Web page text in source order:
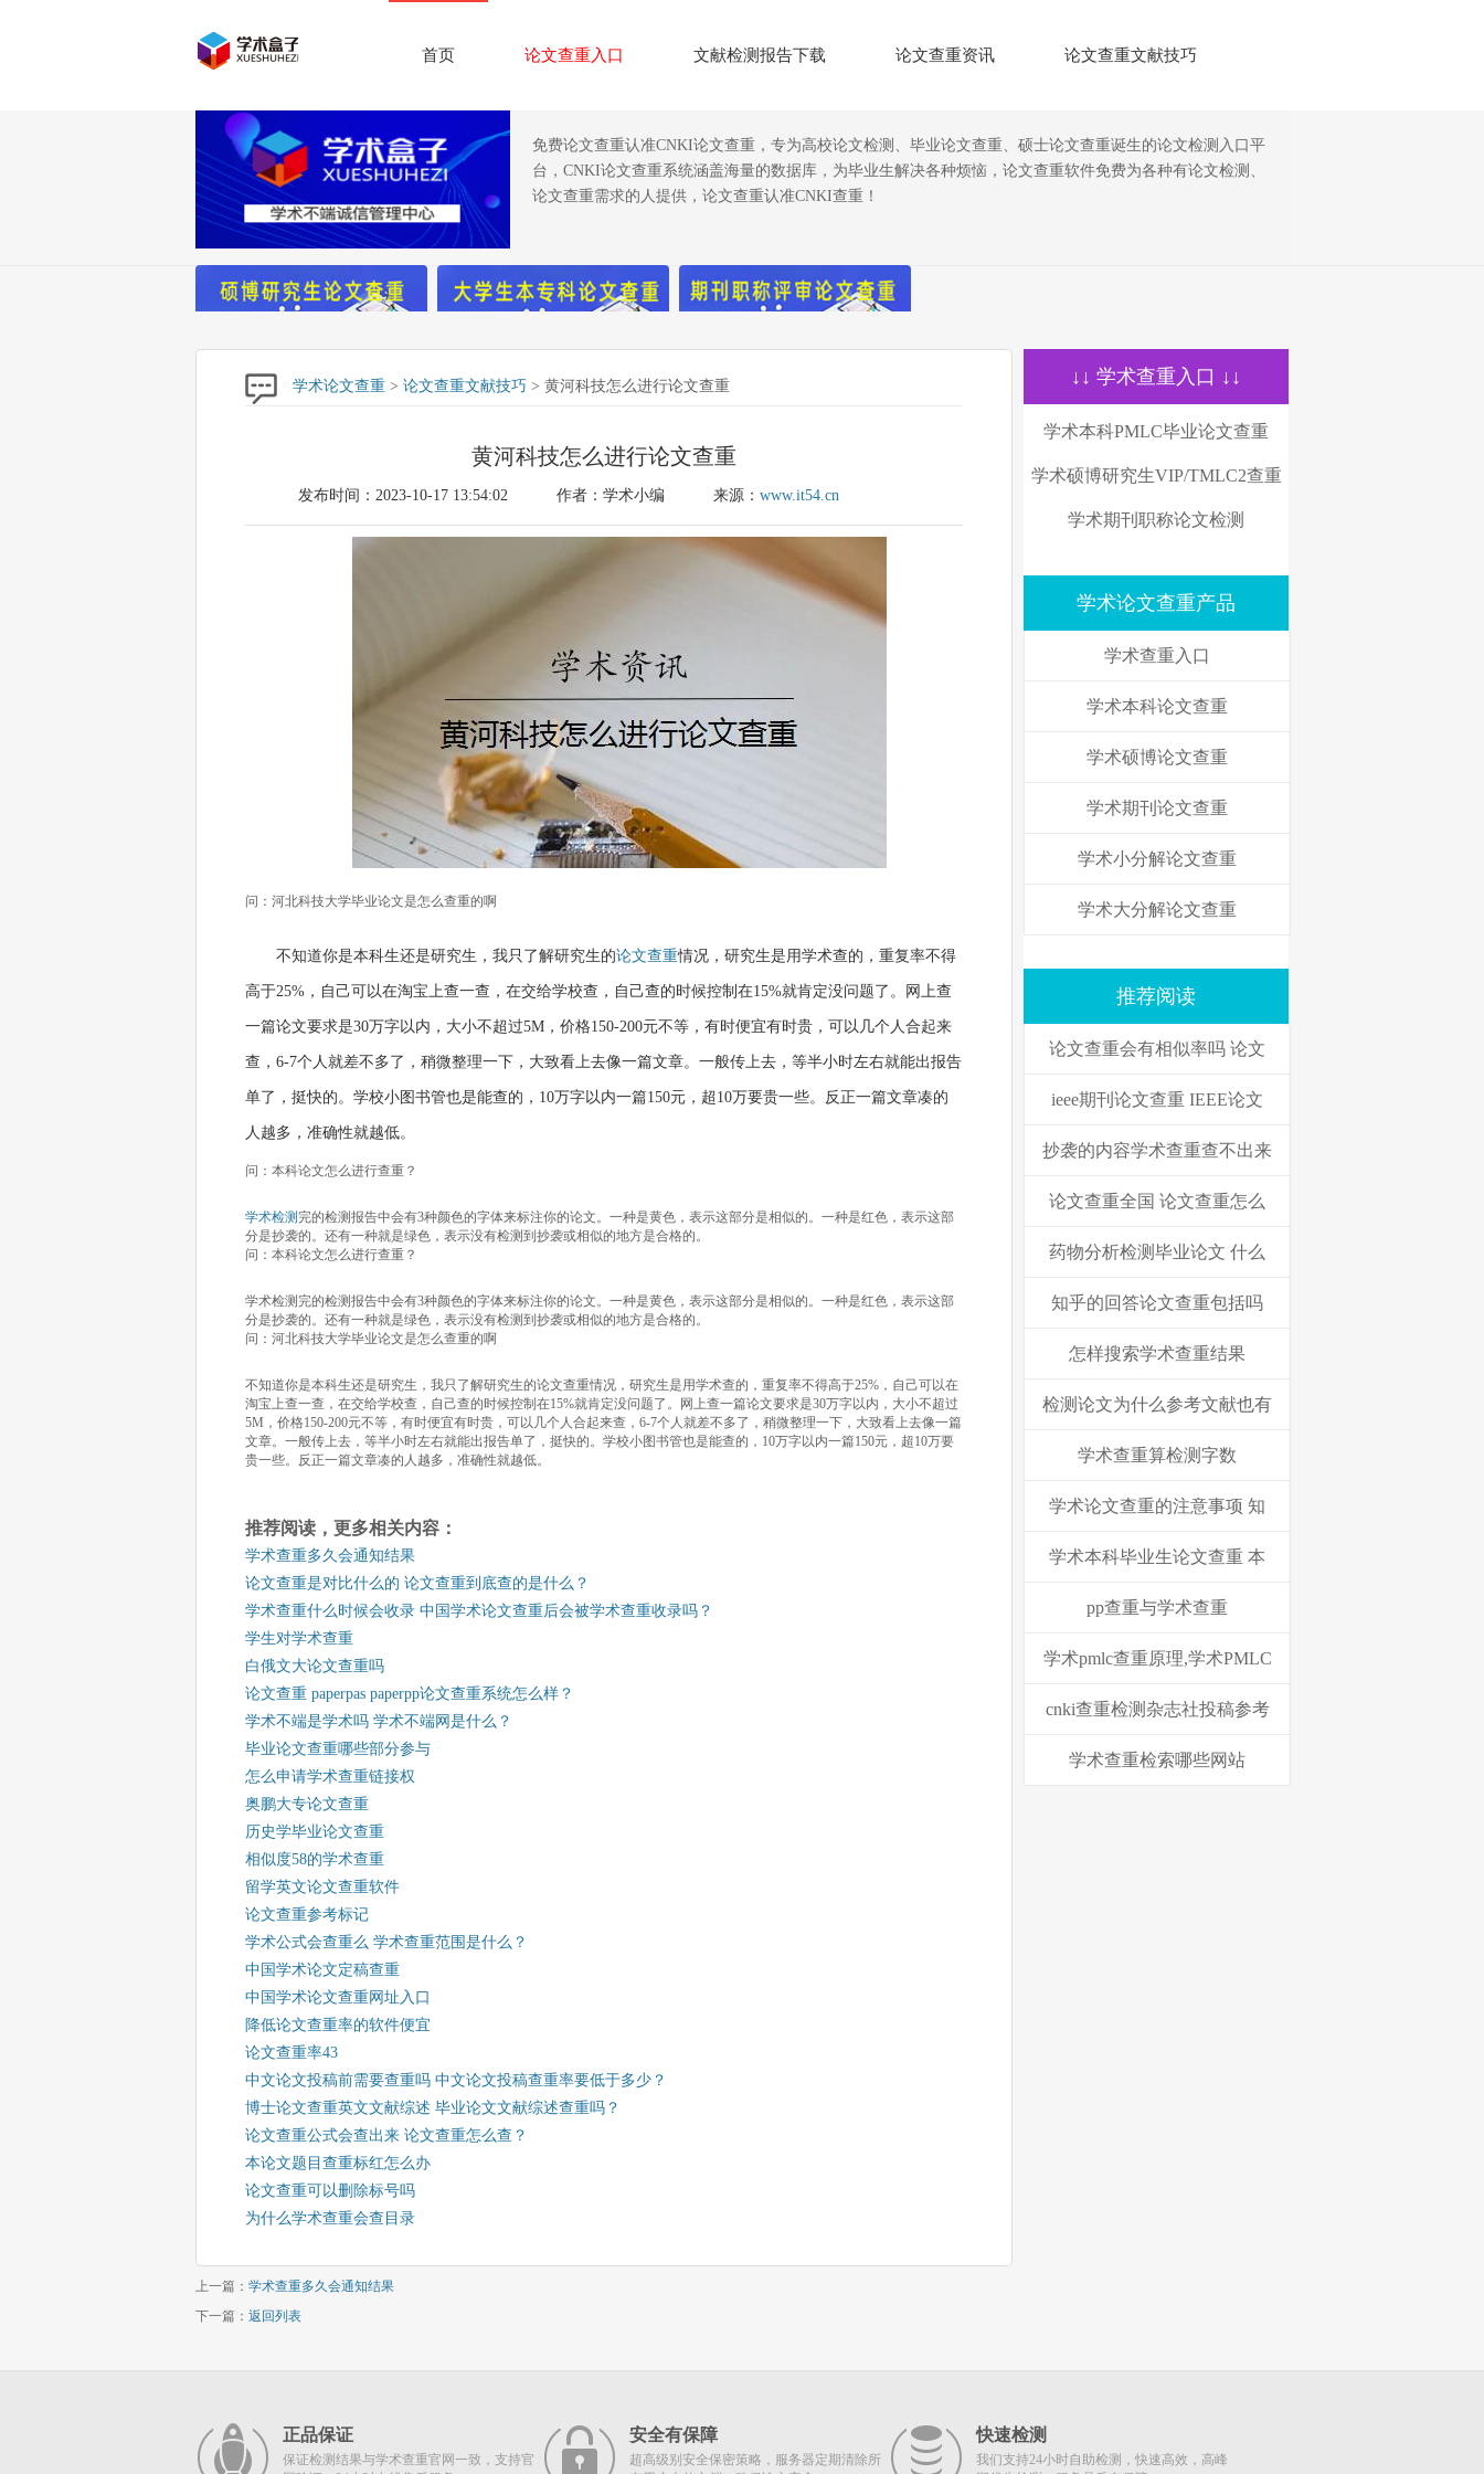
首页 论文查重入口 文献检测报告下载 论文查重资讯 论文查重文献技巧
免费论文查重认准CNKI论文查重，专为高校论文检测、毕业论文查重、硕士论文查重诞生的论文检测入口平
台，CNKI论文查重系统涵盖海量的数据库，为毕业生解决各种烦恼，论文查重软件免费为各种有论文检测、
论文查重需求的人提供，论文查重认准CNKI查重！
学术论文查重 > 论文查重文献技巧 > 黄河科技怎么进行论文查重
黄河科技怎么进行论文查重
发布时间：2023-10-17 13:54:02 作者：学术小编 来源： www.it54.cn
问：河北科技大学毕业论文是怎么查重的啊
不知道你是本科生还是研究生，我只了解研究生的论文查重情况，研究生是用学术查的，重复率不得
高于25%，自己可以在淘宝上查一查，在交给学校查，自己查的时候控制在15%就肯定没问题了。网上查
一篇论文要求是30万字以内，大小不超过5M，价格150-200元不等，有时便宜有时贵，可以几个人合起来
查，6-7个人就差不多了，稍微整理一下，大致看上去像一篇文章。一般传上去，等半小时左右就能出报告
单了，挺快的。学校小图书管也是能查的，10万字以内一篇150元，超10万要贵一些。反正一篇文章凑的
人越多，准确性就越低。
问：本科论文怎么进行查重？
学术检测完的检测报告中会有3种颜色的字体来标注你的论文。一种是黄色，表示这部分是相似的。一种是红色，表示这部
分是抄袭的。还有一种就是绿色，表示没有检测到抄袭或相似的地方是合格的。
问：本科论文怎么进行查重？
学术检测完的检测报告中会有3种颜色的字体来标注你的论文。一种是黄色，表示这部分是相似的。一种是红色，表示这部
分是抄袭的。还有一种就是绿色，表示没有检测到抄袭或相似的地方是合格的。
问：河北科技大学毕业论文是怎么查重的啊
不知道你是本科生还是研究生，我只了解研究生的论文查重情况，研究生是用学术查的，重复率不得高于25%，自己可以在
淘宝上查一查，在交给学校查，自己查的时候控制在15%就肯定没问题了。网上查一篇论文要求是30万字以内，大小不超过
5M，价格150-200元不等，有时便宜有时贵，可以几个人合起来查，6-7个人就差不多了，稍微整理一下，大致看上去像一篇
文章。一般传上去，等半小时左右就能出报告单了，挺快的。学校小图书管也是能查的，10万字以内一篇150元，超10万要
贵一些。反正一篇文章凑的人越多，准确性就越低。
推荐阅读，更多相关内容：
学术查重多久会通知结果
论文查重是对比什么的 论文查重到底查的是什么？
学术查重什么时候会收录 中国学术论文查重后会被学术查重收录吗？
学生对学术查重
白俄文大论文查重吗
论文查重 paperpas paperpp论文查重系统怎么样？
学术不端是学术吗 学术不端网是什么？
毕业论文查重哪些部分参与
怎么申请学术查重链接权
奥鹏大专论文查重
历史学毕业论文查重
相似度58的学术查重
留学英文论文查重软件
论文查重参考标记
学术公式会查重么 学术查重范围是什么？
中国学术论文定稿查重
中国学术论文查重网址入口
降低论文查重率的软件便宜
论文查重率43
中文论文投稿前需要查重吗 中文论文投稿查重率要低于多少？
博士论文查重英文文献综述 毕业论文文献综述查重吗？
论文查重公式会查出来 论文查重怎么查？
本论文题目查重标红怎么办
论文查重可以删除标号吗
为什么学术查重会查目录
上一篇： 学术查重多久会通知结果
下一篇： 返回列表
↓↓ 学术查重入口 ↓↓
学术本科PMLC毕业论文查重
学术硕博研究生VIP/TMLC2查重
学术期刊职称论文检测
学术论文查重产品
学术查重入口
学术本科论文查重
学术硕博论文查重
学术期刊论文查重
学术小分解论文查重
学术大分解论文查重
推荐阅读
论文查重会有相似率吗 论文
ieee期刊论文查重 IEEE论文
抄袭的内容学术查重查不出来
论文查重全国 论文查重怎么
药物分析检测毕业论文 什么
知乎的回答论文查重包括吗
怎样搜索学术查重结果
检测论文为什么参考文献也有
学术查重算检测字数
学术论文查重的注意事项 知
学术本科毕业生论文查重 本
pp查重与学术查重
学术pmlc查重原理,学术PMLC
cnki查重检测杂志社投稿参考
学术查重检索哪些网站
正品保证
保证检测结果与学术查重官网一致，支持官
安全有保障
超高级别安全保密策略，服务器定期清除所
快速检测
我们支持24小时自助检测，快速高效，高峰